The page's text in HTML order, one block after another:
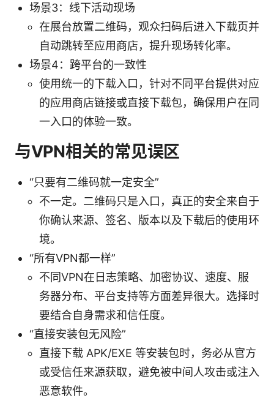
场景3：线下活动现场
在展台放置二维码，观众扫码后进入下载页并
自动跳转至应用商店，提升现场转化率。
场景4：跨平台的一致性
使用统一的下载入口，针对不同平台提供对应
的应用商店链接或直接下载包，确保用户在同
一入口的体验一致。
与VPN相关的常见误区
“只要有二维码就一定安全”
不一定。二维码只是入口，真正的安全来自于
你确认来源、签名、版本以及下载后的使用环
境。
“所有VPN都一样”
不同VPN在日志策略、加密协议、速度、服
务器分布、平台支持等方面差异很大。选择时
要结合自身需求和信任度。
“直接安装包无风险”
直接下载 APK/EXE 等安装包时，务必从官方
或受信任来源获取，避免被中间人攻击或注入
恶意软件。